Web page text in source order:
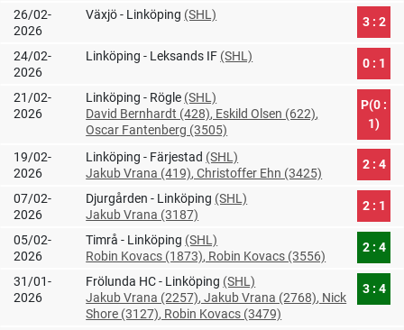
26/02-
2026
Växjö - Linköping (SHL) 3 : 2
24/02-
2026
Linköping - Leksands IF (SHL) 0 : 1
21/02-
2026
Linköping - Rögle (SHL)
David Bernhardt (428), Eskild Olsen (622),
Oscar Fantenberg (3505)
P(0 :
1)
19/02-
2026
Linköping - Färjestad (SHL)
Jakub Vrana (419), Christoffer Ehn (3425)
2 : 4
07/02-
2026
Djurgården - Linköping (SHL)
Jakub Vrana (3187)
2 : 1
05/02-
2026
Timrå - Linköping (SHL)
Robin Kovacs (1873), Robin Kovacs (3556)
2 : 4
31/01-
2026
Frölunda HC - Linköping (SHL)
Jakub Vrana (2257), Jakub Vrana (2768), Nick
Shore (3127), Robin Kovacs (3479)
3 : 4